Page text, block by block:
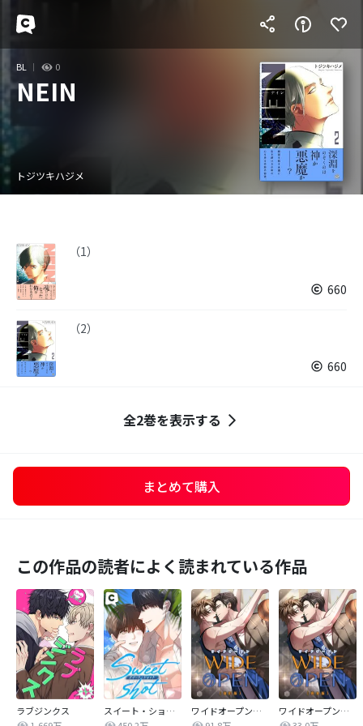
BL 0
NEIN
トジツキハジメ
（1）
660
（2）
660
全2巻を表示する
まとめて購入
この作品の読者によく読まれている作品
ラブジンクス
スイート・ショット
ワイドオープン【改訂版】
ワイドオープン【完全版】